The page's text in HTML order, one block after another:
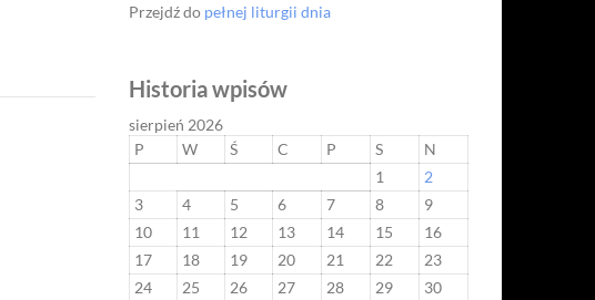
Przejdź do pełnej liturgii dnia
Historia wpisów
sierpień 2026
P
W Ś C P S
N
1
2
3
4 5 6 7 8
9
10
11 12 13 14 15
16
17
18 19 20 21 22
23
24
25 26 27 28 29
30